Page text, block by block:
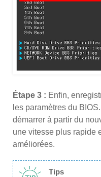
Étape 3 : Enfin,
les paramètres du
démarrer à partir du
une vitesse plus rapide
améliorées.
Tips